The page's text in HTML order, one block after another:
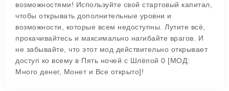
возможностями! Используйте свой стартовый капитал,
чтобы открывать дополнительные уровни и
возможности, которые всем недоступны. Лутите всё,
прокачивайтесь и максимально нагибайте врагов. И
не забывайте, что этот мод действительно открывает
доступ ко всему в Пять ночей с Шлёпой 0 [МОД:
Много денег, Монет и Все открыто]!